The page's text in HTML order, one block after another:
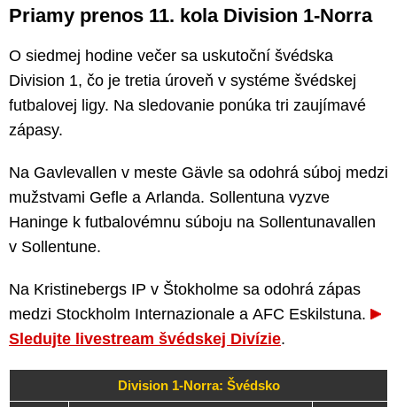
Priamy prenos 11. kola Division 1-Norra
O siedmej hodine večer sa uskutoční švédska
Division 1, čo je tretia úroveň v systéme švédskej
futbalovej ligy. Na sledovanie ponúka tri zaujímavé
zápasy.
Na Gavlevallen v meste Gävle sa odohrá súboj medzi
mužstvami Gefle a Arlanda. Sollentuna vyzve
Haninge k futbalovémnu súboju na Sollentunavallen
v Sollentune.
Na Kristinebergs IP v Štokholme sa odohrá zápas
medzi Stockholm Internazionale a AFC Eskilstuna.
Sledujte livestream švédskej Divízie.
Division 1-Norra: Švédsko